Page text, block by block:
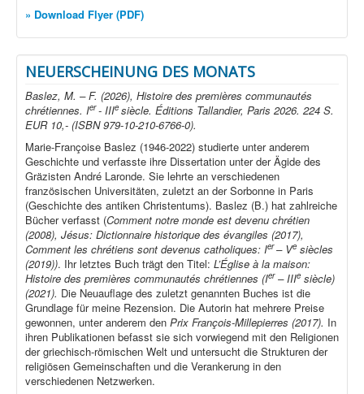
» Download Flyer (PDF)
NEUERSCHEINUNG DES MONATS
Baslez, M. – F. (2026), Histoire des premières communautés
chrétiennes. Ier- IIIe siècle. Éditions Tallandier, Paris 2026. 224 S.
EUR 10,- (ISBN 979-10-210-6766-0).
Marie-Françoise Baslez (1946-2022) studierte unter anderem
Geschichte und verfasste ihre Dissertation unter der Ägide des
Gräzisten André Laronde. Sie lehrte an verschiedenen
französischen Universitäten, zuletzt an der Sorbonne in Paris
(Geschichte des antiken Christentums). Baslez (B.) hat zahlreiche
Bücher verfasst (Comment notre monde est devenu chrétien
(2008), Jésus: Dictionnaire historique des évangiles (2017),
Comment les chrétiens sont devenus catholiques: Ier– Ve siècles
(2019)). Ihr letztes Buch trägt den Titel: L’Église à la maison:
Histoire des premières communautés chrétiennes (Ier– IIIe siècle)
(2021). Die Neuauflage des zuletzt genannten Buches ist die
Grundlage für meine Rezension. Die Autorin hat mehrere Preise
gewonnen, unter anderem den Prix François-Millepierres (2017). In
ihren Publikationen befasst sie sich vorwiegend mit den Religionen
der griechisch-römischen Welt und untersucht die Strukturen der
religiösen Gemeinschaften und die Verankerung in den
verschiedenen Netzwerken.